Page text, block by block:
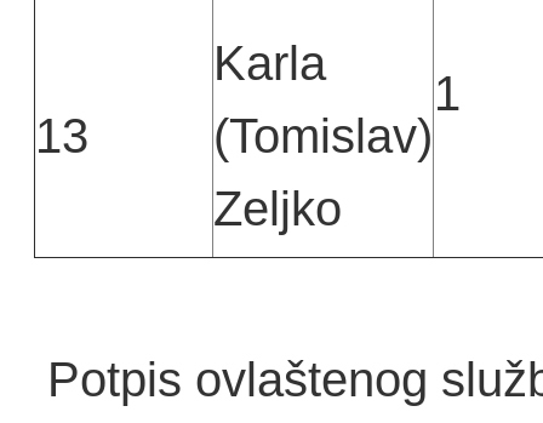
13
Karla
(Tomislav)
Zeljko
1
Potpis ovlaštenog